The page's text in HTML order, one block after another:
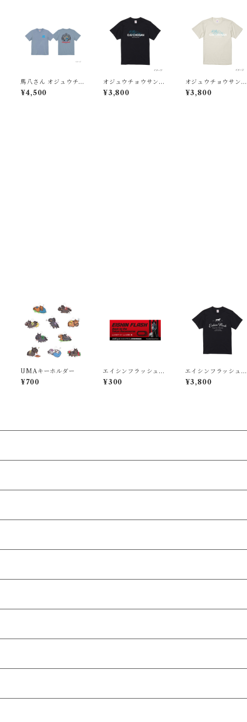
馬八さん オジュウチョ
ウサン顕彰馬記念 Tシ
ャツ
¥4,500
オジュウチョウサン顕
彰馬記念 Tシャツ ブラ
ック
¥3,800
オジュウチョウサン顕
彰馬記念 Tシャツ グレ
ージュ
¥3,800
UMAキーホルダー
¥700
エイシンフラッシュ東
京競馬場凱旋記念ステ
ッカー
¥300
エイシンフラッシュT
シャツ
¥3,800